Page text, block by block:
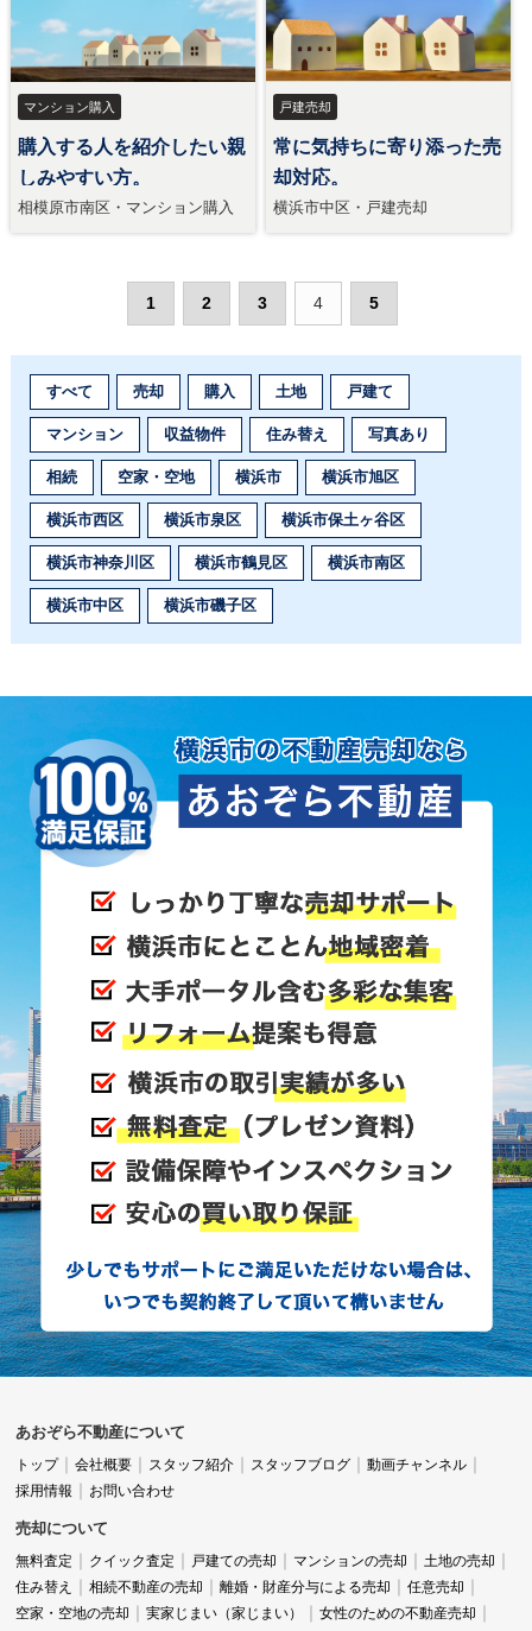
マンション購入
購入する人を紹介したい親
しみやすい方。
相模原市南区・マンション購入
戸建売却
常に気持ちに寄り添った売
却対応。
横浜市中区・戸建売却
1 2 3 4 5
すべて 売却 購入 土地 戸建て
マンション 収益物件 住み替え 写真あり
相続 空家・空地 横浜市 横浜市旭区
横浜市西区 横浜市泉区 横浜市保土ヶ谷区
横浜市神奈川区 横浜市鶴見区 横浜市南区
横浜市中区 横浜市磯子区
あおぞら不動産について
トップ 会社概要 スタッフ紹介 スタッフブログ
動画チャンネル
採用情報
お問い合わせ
売却について
無料査定 クイック査定 戸建ての売却 マンションの売却
土地の売却
住み替え
相続不動産の売却 離婚・財産分与による売却
任意売却
空家・空地の売却
実家じまい（家じまい） 女性のための不動産売却